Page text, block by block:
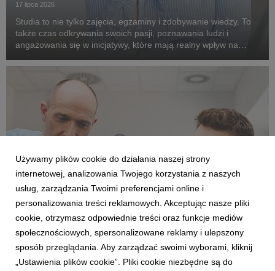
17 lipca 2026
Studia to nie tylko zajęcia, egzaminy i zdobywanie wiedzy. To
także czas odkrywania swoich pasji, poznawania ludzi i
angażowania się w inicjatywy, które mają realny wpływ na
absolwentki Uniwerytetu WSB Merito Opo...
OPOLE
Ponad 700 zorganizowanych praktyk, setki
uczestników szkoleń i dziesiątki inicjatyw w
jednym roku
16 lipca 2026
Używamy plików cookie do działania naszej strony
internetowej, analizowania Twojego korzystania z naszych
usług, zarządzania Twoimi preferencjami online i
personalizowania treści reklamowych. Akceptując nasze pliki
cookie, otrzymasz odpowiednie treści oraz funkcje mediów
społecznościowych, spersonalizowane reklamy i ulepszony
sposób przeglądania. Aby zarządzać swoimi wyborami, kliknij
„Ustawienia plików cookie”. Pliki cookie niezbędne są do